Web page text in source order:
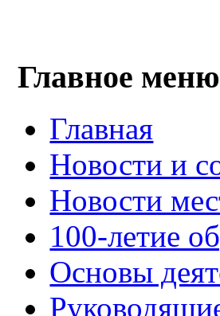
Главное меню
Главная
Новости и
Новости
100-летие
Основы